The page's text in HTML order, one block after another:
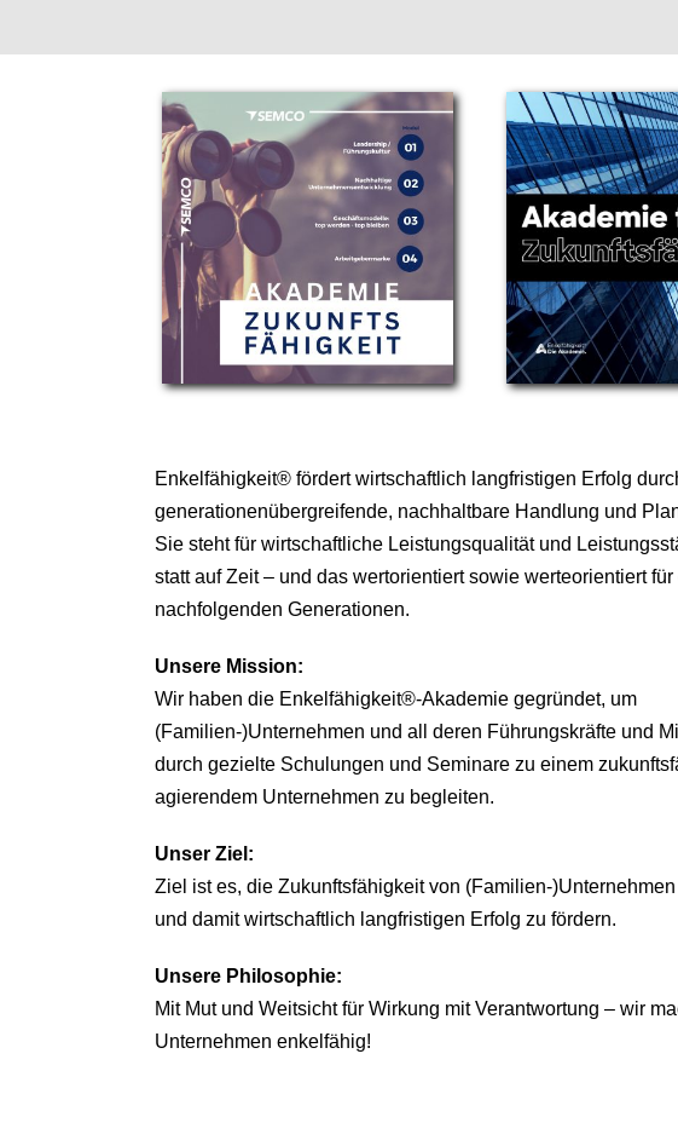
Enkelfähigkeit® fördert wirtschaftlich langfristigen Erfolg
generationenübergreifende, nachhaltbare Handlung und
Sie steht für wirtschaftliche Leistungsqualität und
statt auf Zeit – und das wertorientiert sowie werteorientiert für
nachfolgenden Generationen.
Unsere Mission:
Wir haben die Enkelfähigkeit®-Akademie gegründet, um
(Familien-)Unternehmen und all deren Führungskräfte und
durch gezielte Schulungen und Seminare zu einem
agierendem Unternehmen zu begleiten.
Unser Ziel:
Ziel ist es, die Zukunftsfähigkeit von (Familien-
und damit wirtschaftlich langfristigen Erfolg zu fördern.
Unsere Philosophie:
Mit Mut und Weitsicht für Wirkung mit Verantwortung – wir
Unternehmen enkelfähig!